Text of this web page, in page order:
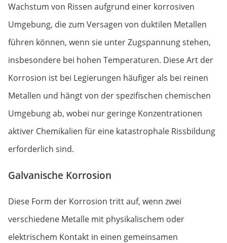
Wachstum von Rissen aufgrund einer korrosiven
Umgebung, die zum Versagen von duktilen Metallen
führen können, wenn sie unter Zugspannung stehen,
insbesondere bei hohen Temperaturen. Diese Art der
Korrosion ist bei Legierungen häufiger als bei reinen
Metallen und hängt von der spezifischen chemischen
Umgebung ab, wobei nur geringe Konzentrationen
aktiver Chemikalien für eine katastrophale Rissbildung
erforderlich sind.
Galvanische Korrosion
Diese Form der Korrosion tritt auf, wenn zwei
verschiedene Metalle mit physikalischem oder
elektrischem Kontakt in einen gemeinsamen